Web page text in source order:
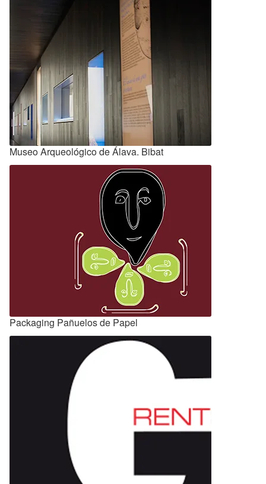
Museo Arqueológico de Álava. Bibat
Packaging Pañuelos de Papel